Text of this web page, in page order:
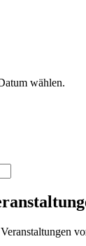
wählen.